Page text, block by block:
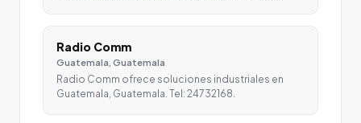
Radio Comm
Guatemala, Guatemala
Radio Comm ofrece soluciones industriales en
Guatemala, Guatemala. Tel: 24732168.